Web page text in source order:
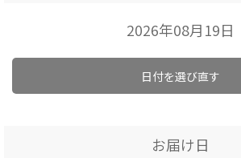
2026年08月19日
日付を選び直す
お届け日